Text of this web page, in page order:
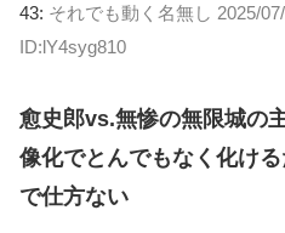
43: それでも動く名無し 2025/
ID:lY4syg810
愈史郎vs.無惨の無限城の
像化でとんでもなく化け
で仕方ない